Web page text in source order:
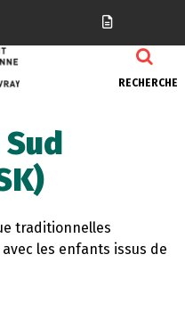
RECHERCHE
traditionnelles
les enfants issus de